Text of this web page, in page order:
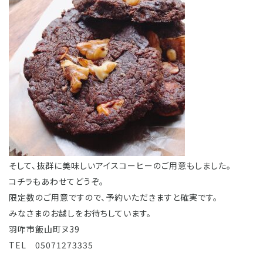
そして、抜群に美味しいアイスコーヒーのご用意もしました。
コチラもあわせてどうぞ。
限定数のご用意ですので、予約いただきますと確実です。
みなさまのお越しをお待ちしています。
羽咋市飯山町ヌ39
TEL 05071273335